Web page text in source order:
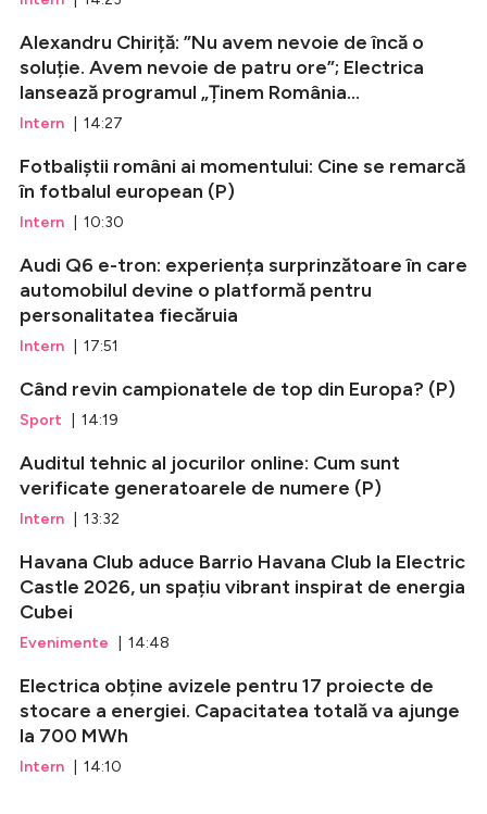
Alexandru Chiriță: ”Nu avem nevoie de încă o
soluție. Avem nevoie de patru ore”; Electrica
lansează programul „Ținem România...
Intern | 14:27
Fotbaliștii români ai momentului: Cine se remarcă
în fotbalul european (P)
Intern | 10:30
Audi Q6 e-tron: experiența surprinzătoare în care
automobilul devine o platformă pentru
personalitatea fiecăruia
Intern | 17:51
Când revin campionatele de top din Europa? (P)
Sport | 14:19
Auditul tehnic al jocurilor online: Cum sunt
verificate generatoarele de numere (P)
Intern | 13:32
Havana Club aduce Barrio Havana Club la Electric
Castle 2026, un spațiu vibrant inspirat de energia
Cubei
Evenimente | 14:48
Electrica obține avizele pentru 17 proiecte de
stocare a energiei. Capacitatea totală va ajunge
la 700 MWh
Intern | 14:10